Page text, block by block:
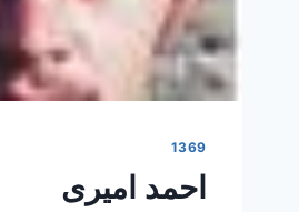
1369
احمد امیری